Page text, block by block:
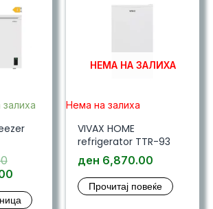
залиха
Original
price
ден 30,930.00.
Current
is:
НЕМА НА ЗАЛИХА
Нема на залиха
VIVAX HOME
refrigerator TTR-93
ден 6,870.00
Прочитај повеќе